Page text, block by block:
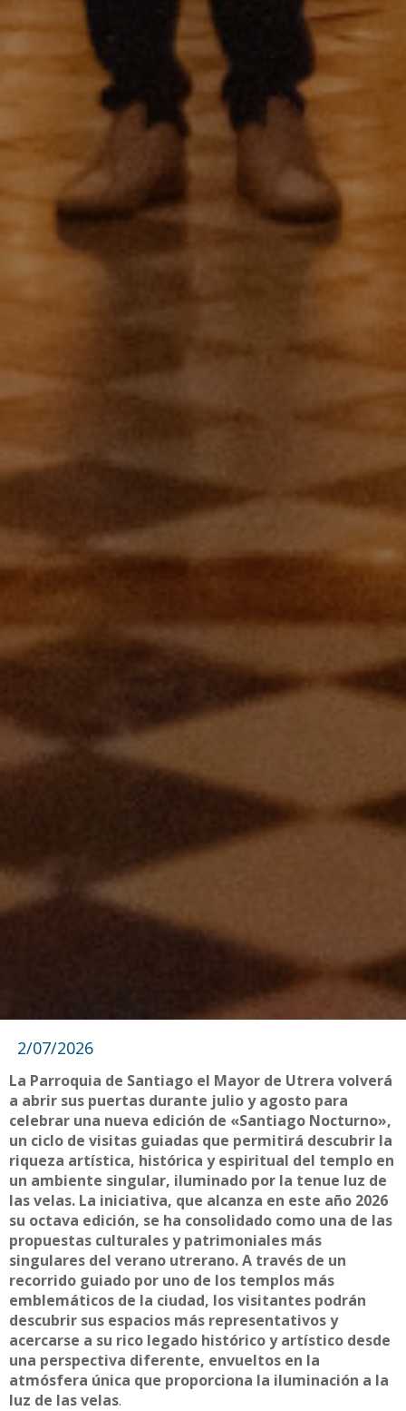
2/07/2026
La Parroquia de Santiago el Mayor de Utrera volverá
a abrir sus puertas durante julio y agosto para
celebrar una nueva edición de «Santiago Nocturno»,
un ciclo de visitas guiadas que permitirá descubrir la
riqueza artística, histórica y espiritual del templo en
un ambiente singular, iluminado por la tenue luz de
las velas. La iniciativa, que alcanza en este año 2026
su octava edición, se ha consolidado como una de las
propuestas culturales y patrimoniales más
singulares del verano utrerano. A través de un
recorrido guiado por uno de los templos más
emblemáticos de la ciudad, los visitantes podrán
descubrir sus espacios más representativos y
acercarse a su rico legado histórico y artístico desde
una perspectiva diferente, envueltos en la
atmósfera única que proporciona la iluminación a la
luz de las velas.